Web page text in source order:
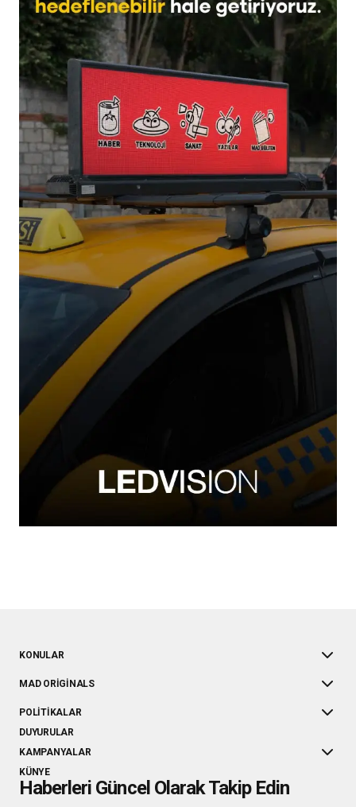
KONULAR
MAD ORIGINALS
POLITIKALAR
DUYURULAR
KAMPANYALAR
KÜNYE
Haberleri Güncel Olarak Takip Edin